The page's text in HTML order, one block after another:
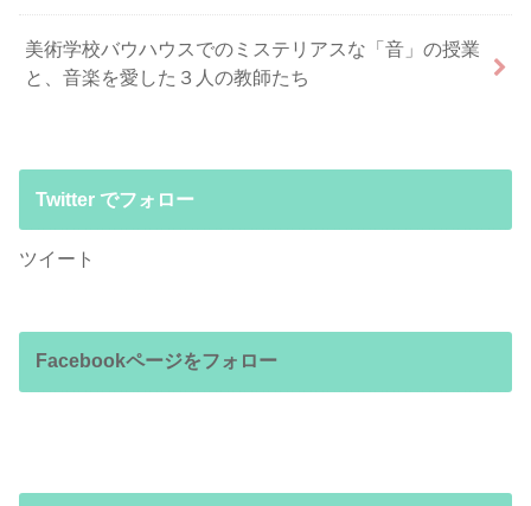
美術学校バウハウスでのミステリアスな「音」の授業
と、音楽を愛した３人の教師たち
Twitter でフォロー
ツイート
Facebookページをフォロー